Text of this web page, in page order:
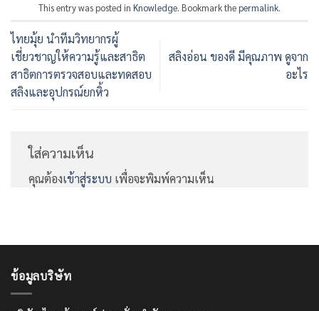
This entry was posted in Knowledge. Bookmark thepermalink.
ไทยมุ้ย นำทีมวิทยากรผู้
เชี่ยวชาญให้ความรู้และสาธิต
สาธิตการตรวจสอบและทดสอบ
สลิงและอุปกรณ์ยกหิ้ว
สลิงอ่อน ของดี มีคุณภาพ ดูจาก
อะไร
ใส่ความเห็น
คุณต้องเข้าสู่ระบบ เพื่อจะพิมพ์ความเห็น
ข้อมูลบริษัท